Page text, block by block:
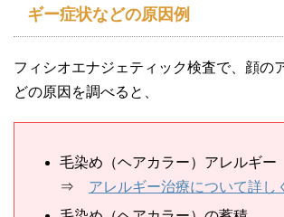
ギー症状などの原因例
フィシオエナジェティック検査で、顔の
どの原因を調べると、
毛染め（ヘアカラー）アレルギー
⇒ アレルギー治療について詳し